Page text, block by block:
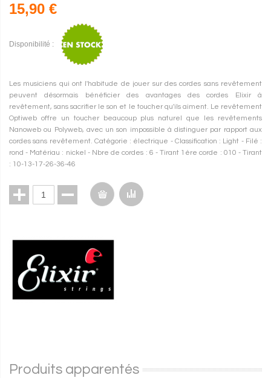
15,90 €
Disponibilité :
Les musiciens qui ont l'habitude de jouer sur des cordes sans revêtement
peuvent désormais bénéficier des avantages des cordes Elixir à
revêtement, sans sacrifier le son et le toucher qu'ils aiment. Le revêtement
Optiweb offre un toucher beaucoup plus naturel que les revêtements
Nanoweb ou Polyweb, avec un son impossible à distinguer par rapport aux
cordes sans revêtement. Catégorie : électrique - Classification : Light - Filé :
rond - Matériau : nickel - Nbre de cordes : 6 - Tirant 1ère corde : 010 - Tirant
: 10-13-17-26-36-46
Produits apparentés